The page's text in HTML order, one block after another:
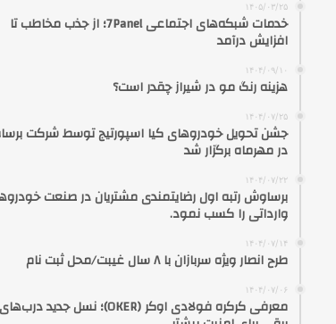
۱۴۰۵/۰۳/۲۵
خدمات شبکه‌های اجتماعی 7Panel؛ از جذب مخاطب تا
افزایش درآمد
۱۴۰۴/۰۹/۱۰
هزینه رنگ مو در شیراز چقدر است؟
۱۴۰۴/۰۷/۲۵
جشن تحویل خودروهای کیا اسپورتیج توسط شرکت
در مهرماه برگزار شد
۱۴۰۴/۰۷/۲۲
برساوش رتبه اول رضایتمندی مشتریان در صنعت
وارداتی را کسب نمود.
۱۴۰۴/۰۷/۱۴
طرح انصار ویژه سربازان با ۸ سال غیبت/محل ثبت نام
۱۴۰۴/۰۷/۰۶
معرفی کرکره فولادی اوکر (OKER)؛ نسل جدید درب‌های